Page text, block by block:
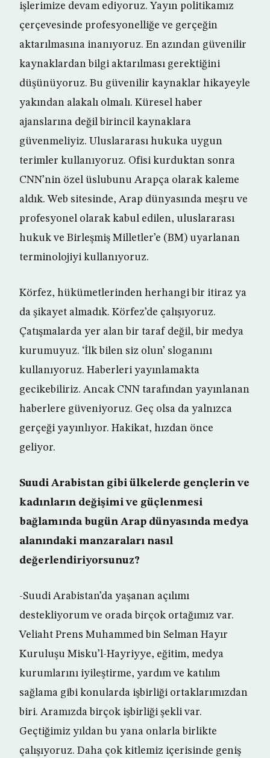
işlerimize devam ediyoruz. Yayın politikamız
çerçevesinde profesyonelliğe ve gerçeğin
aktarılmasına inanıyoruz. En azından güvenilir
kaynaklardan bilgi aktarılması gerektiğini
düşünüyoruz. Bu güvenilir kaynaklar hikayeyle
yakından alakalı olmalı. Küresel haber
ajanslarına değil birincil kaynaklara
güvenmeliyiz. Uluslararası hukuka uygun
terimler kullanıyoruz. Ofisi kurduktan sonra
CNN’nin özel üslubunu Arapça olarak kaleme
aldık. Web sitesinde, Arap dünyasında meşru ve
profesyonel olarak kabul edilen, uluslararası
hukuk ve Birleşmiş Milletler’e (BM) uyarlanan
terminolojiyi kullanıyoruz.
Körfez, hükümetlerinden herhangi bir itiraz ya
da şikayet almadık. Körfez’de çalışıyoruz.
Çatışmalarda yer alan bir taraf değil, bir medya
kurumuyuz. ‘İlk bilen siz olun’ sloganını
kullanıyoruz. Haberleri yayınlamakta
gecikebiliriz. Ancak CNN tarafından yayınlanan
haberlere güveniyoruz. Geç olsa da yalnızca
gerçeği yayınlıyor. Hakikat, hızdan önce
geliyor.
Suudi Arabistan gibi ülkelerde gençlerin ve
kadınların değişimi ve güçlenmesi
bağlamında bugün Arap dünyasında medya
alanındaki manzaraları nasıl
değerlendiriyorsunuz?
-Suudi Arabistan’da yaşanan açılımı
destekliyorum ve orada birçok ortağımız var.
Veliaht Prens Muhammed bin Selman Hayır
Kuruluşu Misku’l-Hayriyye, eğitim, medya
kurumlarını iyileştirme, yardım ve katılım
sağlama gibi konularda işbirliği ortaklarımızdan
biri. Aramızda birçok işbirliği şekli var.
Geçtiğimiz yıldan bu yana onlarla birlikte
çalışıyoruz. Daha çok kitlemiz içerisinde geniş